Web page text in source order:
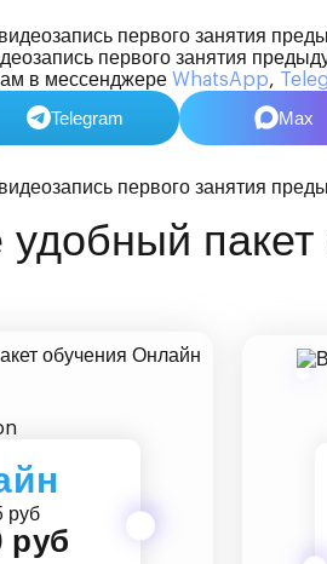
первого занятия
в мессенджере WhatsApp,
Telegram Max
руб
руб